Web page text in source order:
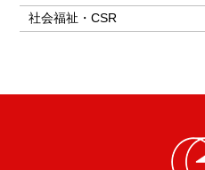
社会福祉・CSR